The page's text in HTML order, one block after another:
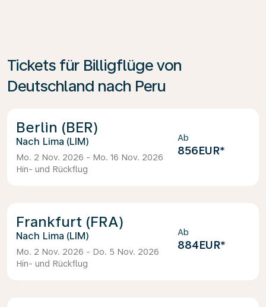
Tickets für Billigflüge von
Deutschland nach Peru
Berlin (BER)
Lima (LIM)
Mo. 2 Nov. 2026 - Mo. 16 Nov. 2026
Hin- und Rückflug
Ab
856EUR*
Frankfurt (FRA)
Lima (LIM)
Mo. 2 Nov. 2026 - Do. 5 Nov. 2026
Hin- und Rückflug
Ab
884EUR*